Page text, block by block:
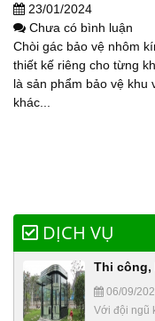
23/01/2024
Chưa có bình luận
Chòi gác bảo vệ nhôm
thiết kế riêng cho từng
là sản phẩm bảo vệ khu
khác...
DỊCH VỤ
Thi công,
06/09/
Với đội ngũ